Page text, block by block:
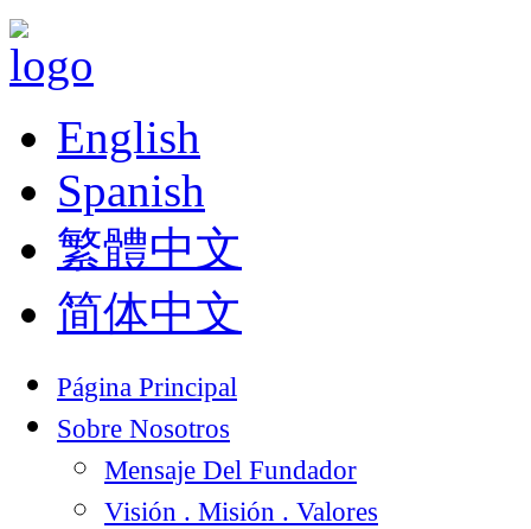
English
Spanish
繁體中文
简体中文
Página Principal
Sobre Nosotros
Mensaje Del Fundador
Visión . Misión . Valores